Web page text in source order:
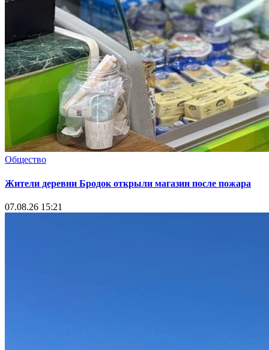
Общество
Жители деревни Бродок открыли магазин после пожара
07.08.26 15:21